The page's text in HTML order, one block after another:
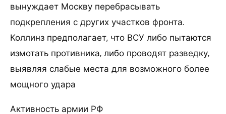
вынуждает Москву перебрасывать
подкрепления с других участков фронта.
Коллинз предполагает, что ВСУ либо пытаются
измотать противника, либо проводят разведку,
выявляя слабые места для возможного более
мощного удара
Активность армии РФ